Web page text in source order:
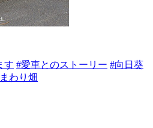
す #愛車とのストーリー #向日葵
わり畑